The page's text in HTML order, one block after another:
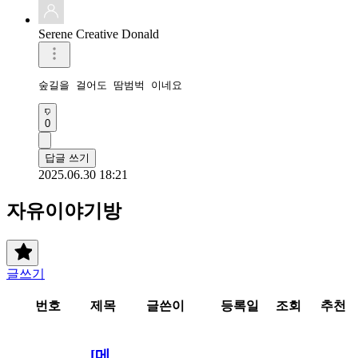
Serene Creative Donald
숲길을 걸어도 땀범벅 이네요
0
답글 쓰기
2025.06.30 18:21
자유이야기방
글쓰기
번호 제목 글쓴이 등록일 조회 추천